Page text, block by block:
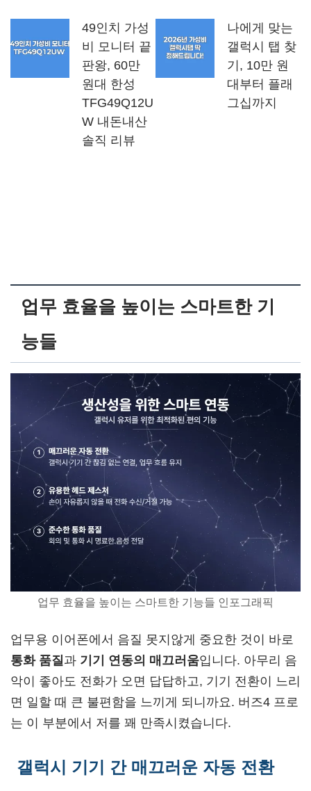
49인치 가성
비 모니터 끝
판왕, 60만
원대 한성
TFG49Q12U
W 내돈내산
솔직 리뷰
나에게 맞는
갤럭시 탭 찾
기, 10만 원
대부터 플래
그십까지
업무 효율을 높이는 스마트한 기
능들
업무 효율을 높이는 스마트한 기능들 인포그래픽
업무용 이어폰에서 음질 못지않게 중요한 것이 바로
통화 품질과 기기 연동의 매끄러움입니다. 아무리 음
악이 좋아도 전화가 오면 답답하고, 기기 전환이 느리
면 일할 때 큰 불편함을 느끼게 되니까요. 버즈4 프로
는 이 부분에서 저를 꽤 만족시켰습니다.
갤럭시 기기 간 매끄러운 자동 전환